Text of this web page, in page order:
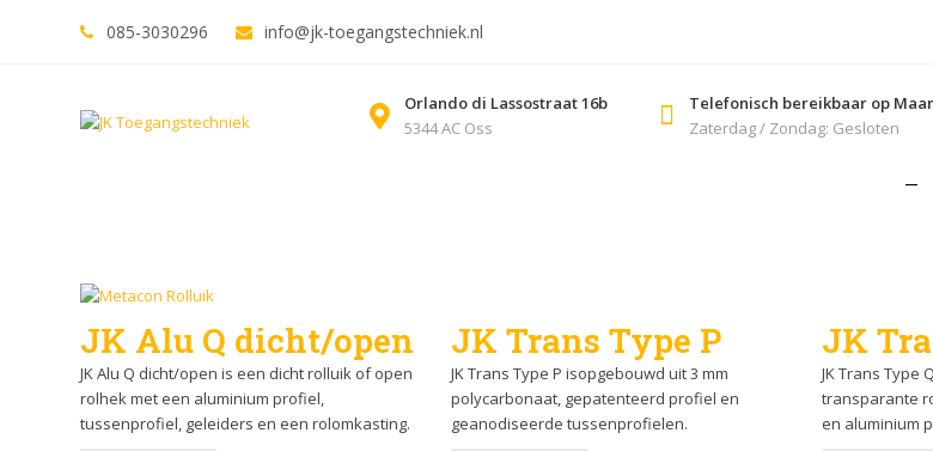
085-3030296 info@jk-toegangstechniek.nl
Orlando di Lassostraat 16b
5344 AC Oss
Telefonisch bereikbaar op
Zaterdag / Zondag: Gesloten
HOME PRODUCTEN PROJECTEN
Overzicht van onze
JK Alu Q dicht/open
JK Alu Q dicht/open is een dicht rolluik of open
rolhek met een aluminium profiel,
tussenprofiel, geleiders en een rolomkasting.
JK Trans Type P
JK Trans Type P isopgebouwd uit 3 mm
polycarbonaat, gepatenteerd profiel en
geanodiseerde tussenprofielen.
JK
JK Trans Type
transparante
en aluminium